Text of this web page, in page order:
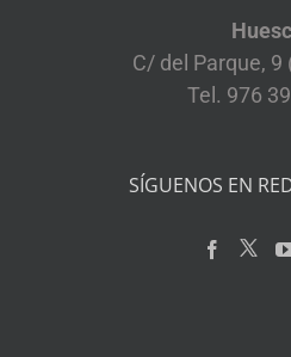
C/ del Parque, 9
Tel. 976
SÍGUENOS EN